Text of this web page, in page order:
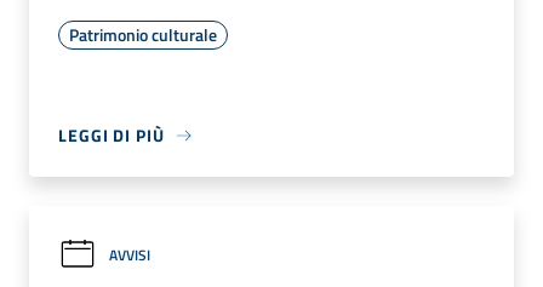
Patrimonio culturale
LEGGI DI PIÙ
AVVISI